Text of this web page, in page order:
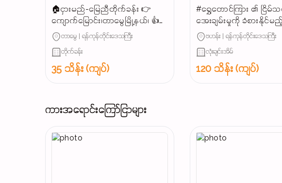
🏠ငှားမည်-မြေညီတိုက်ခန်း 👉
ကျောက်မြောင်း၊တာမွေမြို့နယ်၊ 👍
ပေအကျယ်(30'×60')မြေ ညီ
တိုက်ခန်း၊အိပ်ခန်း(၁)ခန်း၊ရေပူရေ
အေးပါ၊ဘိုထိုင်ပါ၊ 👍မိသားစုနေ၊
စားသောက်ဆိုင်၊ကုမ္ပဏီ ရုံးခန်း၊
အဆင်ပြေ၊...
တာမွေ | ရန်ကုန်တိုင်းဒေသကြီး
တိုက်ခန်း
35 သိန်း (ကျပ်)
#ရွှေတောင်ကြား ၏ ငြိမ်
အေးချမ်းမှုကို ခံစားနိုင်
မြင့် လုံးချင်းအိမ်အငှား ✨
ဗဟန်း | ရန်ကုန်တိုင်းဒေသကြီး
လုံးချင်းအိမ်
120 သိန်း (ကျပ်)
ကားအရောင်းကြော်ငြာများ